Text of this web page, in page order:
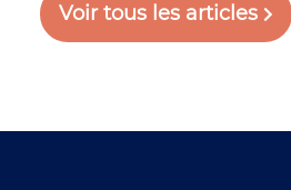
Voir tous les articles